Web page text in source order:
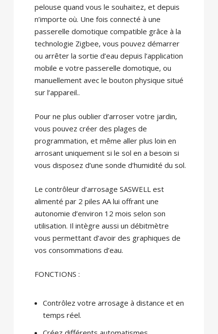
pelouse quand vous le souhaitez, et depuis
n’importe où. Une fois connecté à une
passerelle domotique compatible grâce à la
technologie Zigbee, vous pouvez démarrer
ou arrêter la sortie d’eau depuis l’application
mobile e votre passerelle domotique, ou
manuellement avec le bouton physique situé
sur l’appareil..
Pour ne plus oublier d’arroser votre jardin,
vous pouvez créer des plages de
programmation, et même aller plus loin en
arrosant uniquement si le sol en a besoin si
vous disposez d’une sonde d’humidité du sol.
Le contrôleur d’arrosage SASWELL est
alimenté par 2 piles AA lui offrant une
autonomie d’environ 12 mois selon son
utilisation. Il intègre aussi un débitmètre
vous permettant d’avoir des graphiques de
vos consommations d’eau.
FONCTIONS :
Contrôlez votre arrosage à distance et en
temps réel.